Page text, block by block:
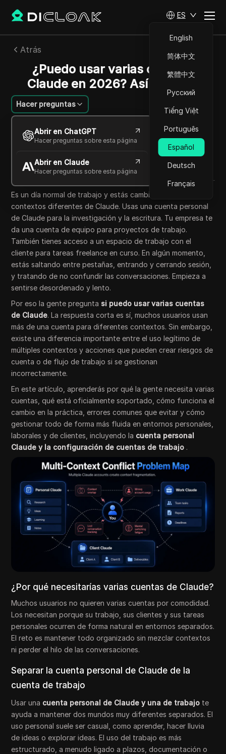
ES
English
简体中文
繁體中文
Русский
Tiếng Việt
Português
Español
Deutsch
Français
Atrás
¿Puedo usar varias cuentas
Claude en 2026? Así es como
Hacer preguntas
Abrir en ChatGPT
Hacer preguntas sobre esta página
Abrir en Claude
Hacer preguntas sobre esta página
Charles Martinez
01 jul 2026 6 minuto de lectura
Copy Link
Es un día normal de trabajo y estás cambiando entre tres
contextos diferentes de Claude. Usas una cuenta personal
de Claude para la investigación y la escritura. Tu empresa te
da una cuenta de equipo para proyectos de trabajo.
También tienes acceso a un espacio de trabajo con el
cliente para tareas freelance en curso. En algún momento,
estás saltando entre pestañas, entrando y cerrando sesión,
y tratando de no confundir las conversaciones. Empieza a
sentirse desordenado y lento.
Por eso la gente pregunta si puedo usar varias cuentas
de Claude. La respuesta corta es sí, muchos usuarios usan
más de una cuenta para diferentes contextos. Sin embargo,
existe una diferencia importante entre el uso legítimo de
múltiples contextos y acciones que pueden crear riesgos de
cuenta o de flujo de trabajo si se gestionan
incorrectamente.
En este artículo, aprenderás por qué la gente necesita varias
cuentas, qué está oficialmente soportado, cómo funciona el
cambio en la práctica, errores comunes que evitar y cómo
gestionar todo de forma más fluida en entornos personales,
laborales y de clientes, incluyendo la cuenta personal
Claude y la configuración de cuentas de trabajo .
¿Por qué necesitarías varias cuentas de Claude?
Muchos usuarios no quieren varias cuentas por comodidad.
Los necesitan porque su trabajo, sus clientes y sus tareas
personales ocurren de forma natural en entornos separados.
El reto es mantener todo organizado sin mezclar contextos
ni perder el hilo de las conversaciones.
Separar la cuenta personal de Claude de la
cuenta de trabajo
Usar una cuenta personal de Claude y una de trabajo te
ayuda a mantener dos mundos muy diferentes separados. El
uso personal suele ser casual, como aprender, hacer lluvia
de ideas o explorar ideas. El uso del trabajo es más
estructurado, a menudo ligado a plazos, documentación o